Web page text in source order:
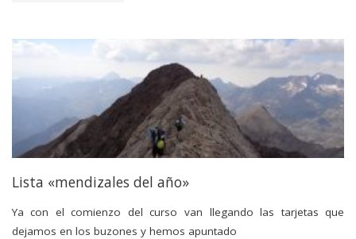
2019"
Lista «mendizales del año»
Ya con el comienzo del curso van llegando las tarjetas que
dejamos en los buzones y hemos apuntado